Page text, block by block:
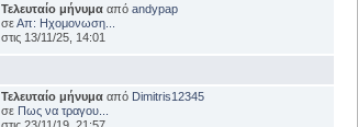
Τελευταίο μήνυμα απόandypap
σεΑπ: Ηχομονωση...
στις 13/11/25, 14:01
Τελευταίο μήνυμα από Dimitris12345
σε Πως να τραγου...
στις 23/11/19, 21:57